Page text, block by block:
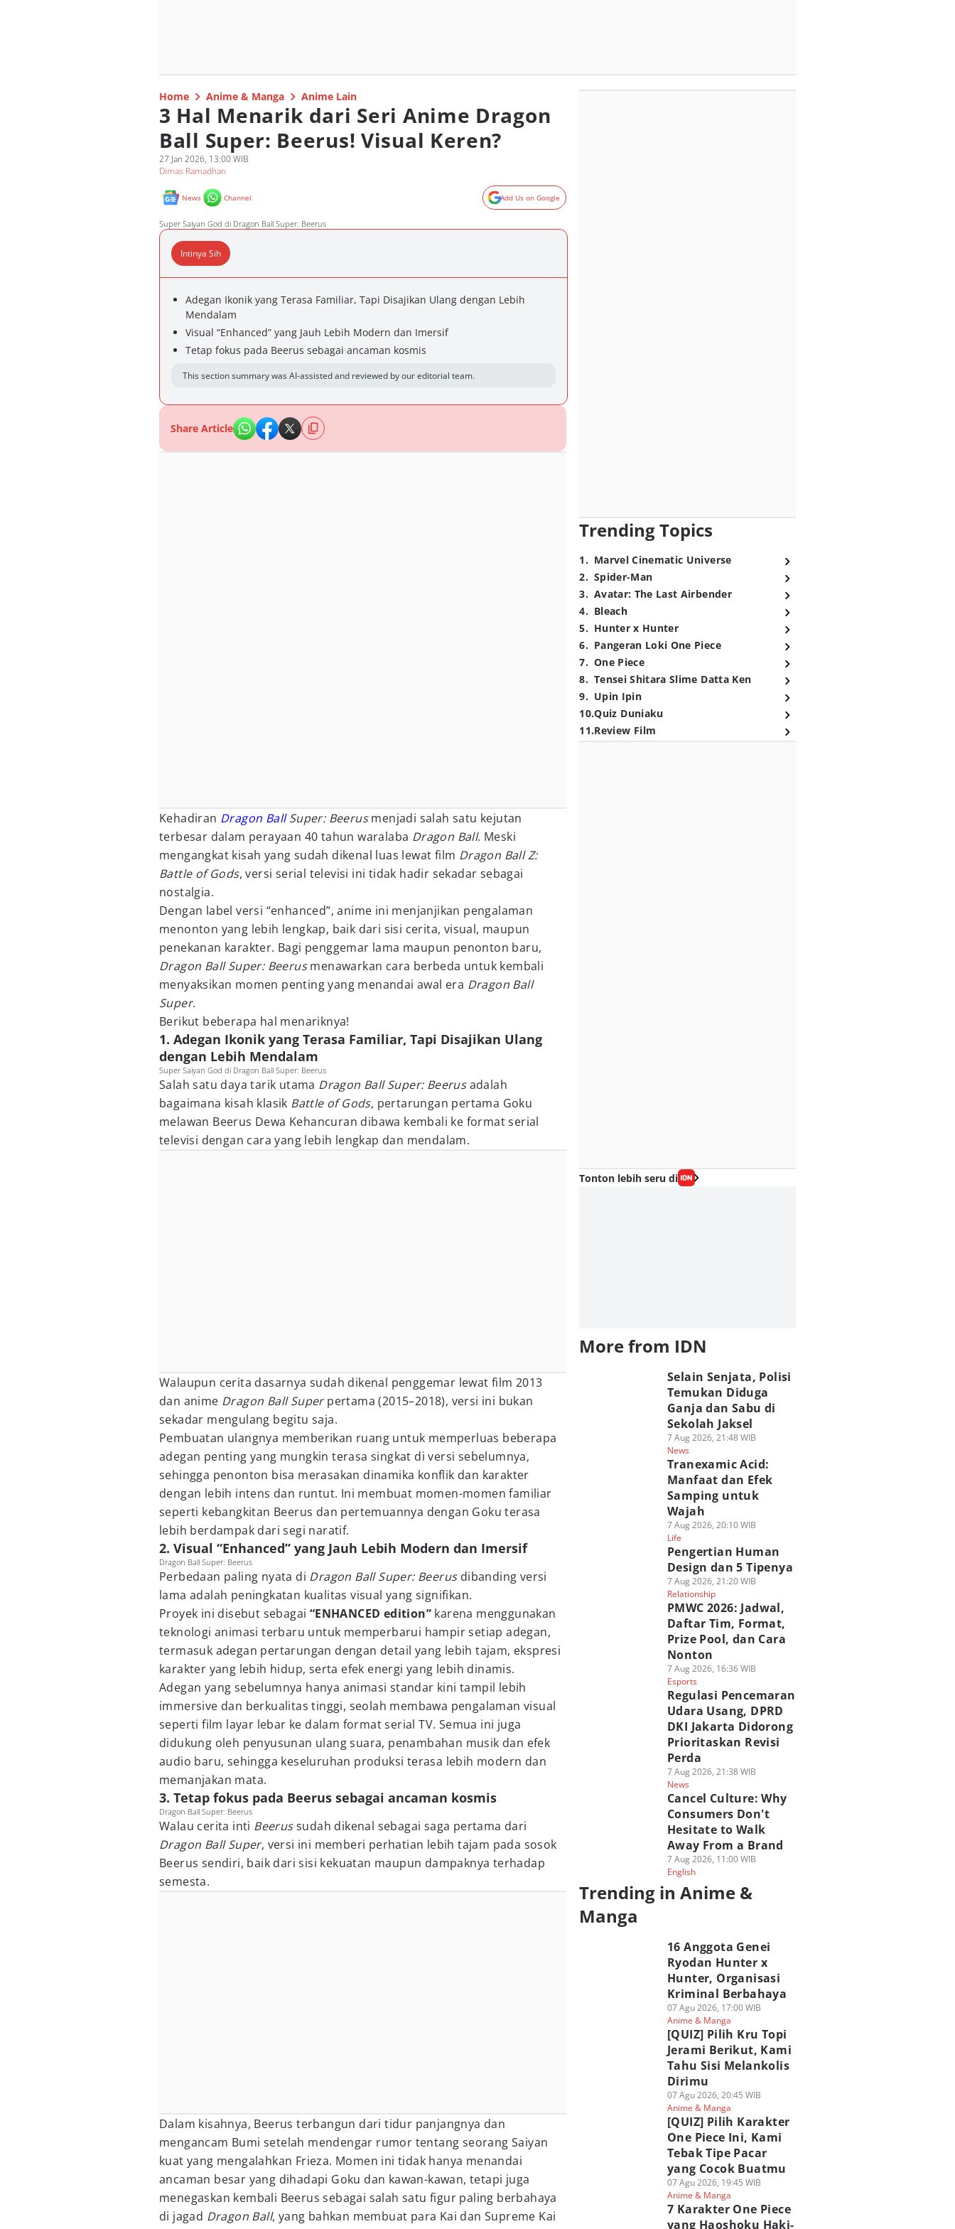
Home Anime & Manga Anime Lain
3 Hal Menarik dari Seri Anime Dragon
Ball Super: Beerus! Visual Keren?
27 Jan 2026, 13:00 WIB
Dimas Ramadhan
News Channel Add Us on Google
Super Saiyan God di Dragon Ball Super: Beerus
Intinya Sih
Adegan Ikonik yang Terasa Familiar, Tapi Disajikan Ulang dengan Lebih
Mendalam
Visual “Enhanced” yang Jauh Lebih Modern dan Imersif
Tetap fokus pada Beerus sebagai ancaman kosmis
This section summary was AI-assisted and reviewed by our editorial team.
Share Article
Kehadiran Dragon BallSuper: Beerusmenjadi salah satu kejutan
terbesar dalam perayaan 40 tahun waralaba Dragon Ball. Meski
mengangkat kisah yang sudah dikenal luas lewat film Dragon Ball Z:
Battle of Gods, versi serial televisi ini tidak hadir sekadar sebagai
nostalgia.
Dengan label versi “enhanced”, anime ini menjanjikan pengalaman
menonton yang lebih lengkap, baik dari sisi cerita, visual, maupun
penekanan karakter. Bagi penggemar lama maupun penonton baru,
Dragon Ball Super: Beerusmenawarkan cara berbeda untuk kembali
menyaksikan momen penting yang menandai awal era Dragon Ball
Super.
Berikut beberapa hal menariknya!
1. Adegan Ikonik yang Terasa Familiar, Tapi Disajikan Ulang
dengan Lebih Mendalam
Super Saiyan God di Dragon Ball Super: Beerus
Salah satu daya tarik utama Dragon Ball Super: Beerusadalah
bagaimana kisah klasik Battle of Gods, pertarungan pertama Goku
melawan Beerus Dewa Kehancuran dibawa kembali ke format serial
televisi dengan cara yang lebih lengkap dan mendalam.
Walaupun cerita dasarnya sudah dikenal penggemar lewat film 2013
dan anime Dragon Ball Superpertama (2015–2018), versi ini bukan
sekadar mengulang begitu saja.
Pembuatan ulangnya memberikan ruang untuk memperluas beberapa
adegan penting yang mungkin terasa singkat di versi sebelumnya,
sehingga penonton bisa merasakan dinamika konflik dan karakter
dengan lebih intens dan runtut. Ini membuat momen-momen familiar
seperti kebangkitan Beerus dan pertemuannya dengan Goku terasa
lebih berdampak dari segi naratif.
2. Visual “Enhanced” yang Jauh Lebih Modern dan Imersif
Dragon Ball Super: Beerus
Perbedaan paling nyata di Dragon Ball Super: Beerusdibanding versi
lama adalah peningkatan kualitas visual yang signifikan.
Proyek ini disebut sebagai “ENHANCED edition” karena menggunakan
teknologi animasi terbaru untuk memperbarui hampir setiap adegan,
termasuk adegan pertarungan dengan detail yang lebih tajam, ekspresi
karakter yang lebih hidup, serta efek energi yang lebih dinamis.
Adegan yang sebelumnya hanya animasi standar kini tampil lebih
immersive dan berkualitas tinggi, seolah membawa pengalaman visual
seperti film layar lebar ke dalam format serial TV. Semua ini juga
didukung oleh penyusunan ulang suara, penambahan musik dan efek
audio baru, sehingga keseluruhan produksi terasa lebih modern dan
memanjakan mata.
3. Tetap fokus pada Beerus sebagai ancaman kosmis
Dragon Ball Super: Beerus
Walau cerita inti Beerussudah dikenal sebagai saga pertama dari
Dragon Ball Super, versi ini memberi perhatian lebih tajam pada sosok
Beerus sendiri, baik dari sisi kekuatan maupun dampaknya terhadap
semesta.
Dalam kisahnya, Beerus terbangun dari tidur panjangnya dan
mengancam Bumi setelah mendengar rumor tentang seorang Saiyan
kuat yang mengalahkan Frieza. Momen ini tidak hanya menandai
ancaman besar yang dihadapi Goku dan kawan-kawan, tetapi juga
menegaskan kembali Beerus sebagai salah satu figur paling berbahaya
di jagad Dragon Ball, yang bahkan membuat para Kai dan Supreme Kai
Trending Topics
1. Marvel Cinematic Universe
2. Spider-Man
3. Avatar: The Last Airbender
4. Bleach
5. Hunter x Hunter
6. Pangeran Loki One Piece
7. One Piece
8. Tensei Shitara Slime Datta Ken
9. Upin Ipin
10.Quiz Duniaku
11.Review Film
Tonton lebih seru di
More from IDN
Selain Senjata, Polisi
Temukan Diduga
Ganja dan Sabu di
Sekolah Jaksel
7 Aug 2026, 21:48 WIB
News
Tranexamic Acid:
Manfaat dan Efek
Samping untuk
Wajah
7 Aug 2026, 20:10 WIB
Life
Pengertian Human
Design dan 5 Tipenya
7 Aug 2026, 21:20 WIB
Relationship
PMWC 2026: Jadwal,
Daftar Tim, Format,
Prize Pool, dan Cara
Nonton
7 Aug 2026, 16:36 WIB
Esports
Regulasi Pencemaran
Udara Usang, DPRD
DKI Jakarta Didorong
Prioritaskan Revisi
Perda
7 Aug 2026, 21:38 WIB
News
Cancel Culture: Why
Consumers Don't
Hesitate to Walk
Away From a Brand
7 Aug 2026, 11:00 WIB
English
Trending in Anime &
Manga
16 Anggota Genei
Ryodan Hunter x
Hunter, Organisasi
Kriminal Berbahaya
07 Agu 2026, 17:00 WIB
Anime & Manga
[QUIZ] Pilih Kru Topi
Jerami Berikut, Kami
Tahu Sisi Melankolis
Dirimu
07 Agu 2026, 20:45 WIB
Anime & Manga
[QUIZ] Pilih Karakter
One Piece Ini, Kami
Tebak Tipe Pacar
yang Cocok Buatmu
07 Agu 2026, 19:45 WIB
Anime & Manga
7 Karakter One Piece
yang Haoshoku Haki-